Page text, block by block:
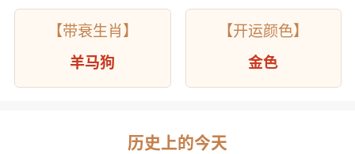
【带衰生肖】
羊马狗
【开运颜色】
金色
历史上的今天